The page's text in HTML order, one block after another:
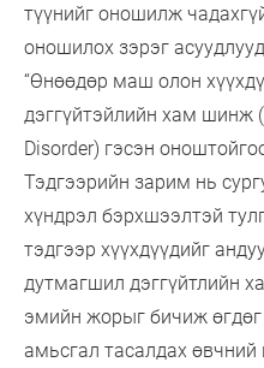
түүнийг оношилж
оношилох зэрэг
“Өнөөдөр маш олон
дэггүйтэйлийн хам шинж
Disorder) гэсэн
Тэдгээрийн зарим нь
хүндрэл бэрхшээлтэй
тэдгээр хүүхдүүдийг
дутмагшил дэггүйтлийн
эмийн жорыг бичиж
амьсгал тасалдах